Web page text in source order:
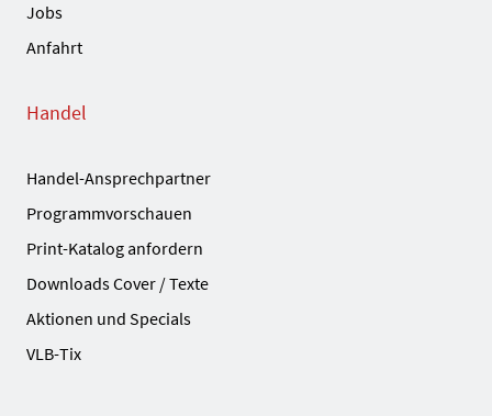
Jobs
Anfahrt
Handel
Handel-Ansprechpartner
Programmvorschauen
Print-Katalog anfordern
Downloads Cover / Texte
Aktionen und Specials
VLB-Tix